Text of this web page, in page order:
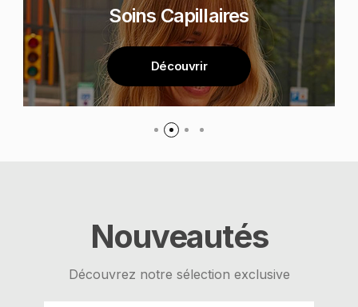
Soins Capillaires
Découvrir
Nouveautés
Découvrez notre sélection exclusive